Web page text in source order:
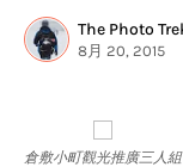
The Photo
8月 20, 2015
倉敷小町觀光推廣三人組